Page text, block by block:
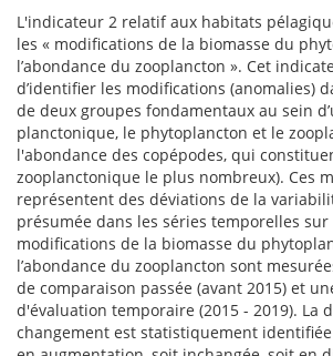
L'indicateur 2 relatif aux habitats
les « modifications de la biomasse du
l’abondance du zooplancton ». Cet
d’identifier les modifications (anomalies)
de deux groupes fondamentaux au sein
planctonique, le phytoplancton et le
l'abondance des copépodes, qui
zooplanctonique le plus nombreux). Ces
représentent des déviations de la
présumée dans les séries temporelles sur
modifications de la biomasse du
l’abondance du zooplancton sont
de comparaison passée (avant 2015) et
d'évaluation temporaire (2015 - 2019). La
changement est statistiquement